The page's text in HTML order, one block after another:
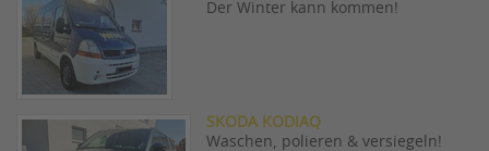
Der Winter kann kommen!
SKODA KODIAQ
Waschen, polieren & versiegeln!